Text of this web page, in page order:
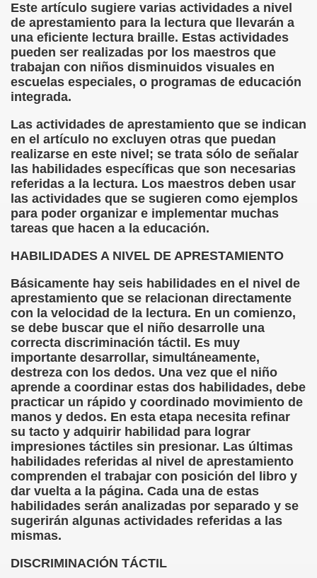
Este artículo sugiere varias actividades a nivel
de aprestamiento para la lectura que llevarán a
una eficiente lectura braille. Estas actividades
pueden ser realizadas por los maestros que
trabajan con niños disminuidos visuales en
escuelas especiales, o programas de educación
integrada.
Las actividades de aprestamiento que se indican
en el artículo no excluyen otras que puedan
realizarse en este nivel; se trata sólo de señalar
las habilidades específicas que son necesarias
referidas a la lectura. Los maestros deben usar
las actividades que se sugieren como ejemplos
para poder organizar e implementar muchas
tareas que hacen a la educación.
HABILIDADES A NIVEL DE APRESTAMIENTO
Básicamente hay seis habilidades en el nivel de
aprestamiento que se relacionan directamente
con la velocidad de la lectura. En un comienzo,
se debe buscar que el niño desarrolle una
correcta discriminación táctil. Es muy
importante desarrollar, simultáneamente,
destreza con los dedos. Una vez que el niño
aprende a coordinar estas dos habilidades, debe
practicar un rápido y coordinado movimiento de
manos y dedos. En esta etapa necesita refinar
su tacto y adquirir habilidad para lograr
impresiones táctiles sin presionar. Las últimas
habilidades referidas al nivel de aprestamiento
comprenden el trabajar con posición del libro y
dar vuelta a la página. Cada una de estas
habilidades serán analizadas por separado y se
sugerirán algunas actividades referidas a las
mismas.
DISCRIMINACIÓN TÁCTIL
de Sor Sacramento)
Elissalde)
1ª Escuela de Ciegos Que Hubo en España (Jesús
06-09 (Pedro Zurita)
(Francisco Javier Bernal García)
(Roberto Enjuto)
Fundamento Y Sentimientos (Samuel Rodríguez
(Rogelio Muñoz Martínez)
la Luz (Alberto Gil)
(Francesc Miñana)
Suárez Santana)
no latino (Pedro Zurita)
Zurita, Ex Secretario Unión Mundial de Ciegos (Pedro
Ex Secretari Unió Mundial de Cecs, català (Pedro
del Monumento a Luis Braille, 1980 (editora
Conferencia (David López)